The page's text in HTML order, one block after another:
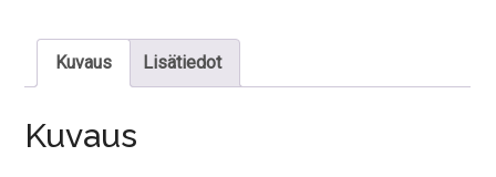
Kuvaus Lisätiedot
Kuvaus